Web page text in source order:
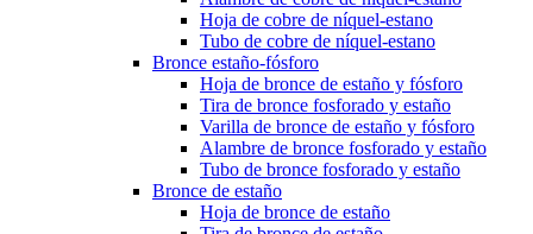
Hoja de cobre de níquel-estano
Tubo de cobre de níquel-estano
Bronce estaño-fósforo
Hoja de bronce de estaño y fósforo
Tira de bronce fosforado y estaño
Varilla de bronce de estaño y fósforo
Alambre de bronce fosforado y estaño
Tubo de bronce fosforado y estaño
Bronce de estaño
Hoja de bronce de estaño